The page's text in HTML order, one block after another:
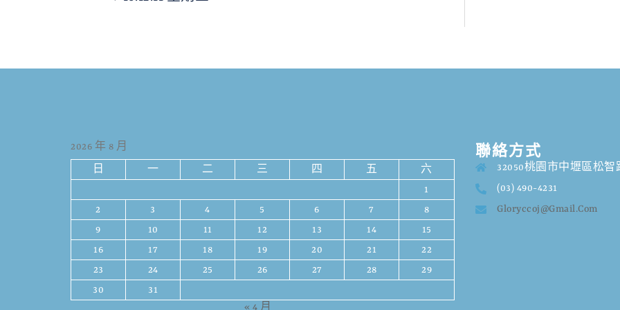
2026 年 8 月
日 一 二 三 四 五
六
1
2
3 4 5 6 7
8
9
10 11 12 13 14
15
16
17 18 19 20 21
22
23
24 25 26 27 28
29
30
31
« 4 月
聯絡方式
32050桃園市中壢區松智
(03) 490-4231
Gloryccoj@gmail.com